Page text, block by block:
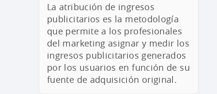
La atribución de ingresos
publicitarios es la metodología
que permite a los profesionales
del marketing asignar y medir los
ingresos publicitarios generados
por los usuarios en función de su
fuente de adquisición original.